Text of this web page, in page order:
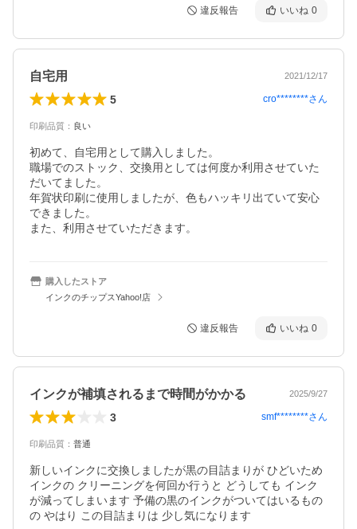
違反報告 いいね 0
自宅用 2021/12/17
5 cro********さん
印刷品質 ： 良い
初めて、自宅用として購入しました。
職場でのストック、交換用としては何度か利用させていた
だいてました。
年賀状印刷に使用しましたが、色もハッキリ出ていて安心
できました。
また、利用させていただきます。
購入したストア
インクのチップスYahoo!店
違反報告 いいね 0
インクが補填されるまで時間がかかる 2025/9/27
3 smf********さん
印刷品質 ： 普通
新しいインクに交換しましたが黒の目詰まりが ひどいため
インクの クリーニングを何回か行うと どうしても インク
が減ってしまいます 予備の黒のインクがついてはいるもの
の やはり この目詰まりは 少し気になります